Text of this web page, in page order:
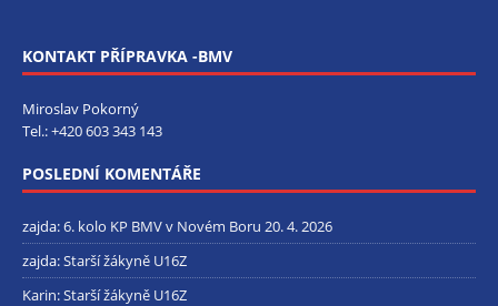
KONTAKT PŘÍPRAVKA -BMV
Miroslav Pokorný
Tel.:+420 603 343 143
POSLEDNÍ KOMENTÁŘE
zajda:6. kolo KP BMV v Novém Boru 20. 4. 2026
zajda:Starší žákyně U16Z
Karin:Starší žákyně U16Z